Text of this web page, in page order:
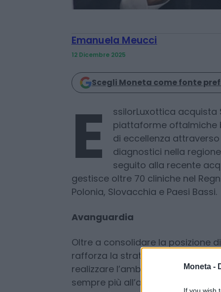
Moneta -
Emanuela Meucci
Scegli Moneta come fonte
E
ssilorLuxottica acquista
piattaforme oftalmiche
di eccellenza
diagnostici nella
gestisce oltre 70 cliniche nel
Polonia, Slovacchia e Paesi Bassi.
Avanguardia
Oltre a consolidare la posizione